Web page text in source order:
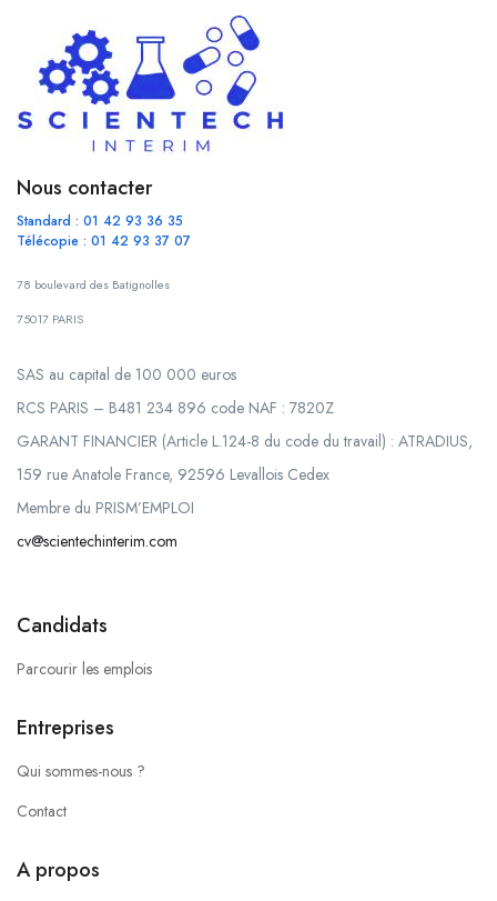
Nous contacter
Standard : 01 42 93 36 35
Télécopie : 01 42 93 37 07
78 boulevard des Batignolles
75017 PARIS
SAS au capital de 100 000 euros
RCS PARIS – B481 234 896 code NAF : 7820Z
GARANT FINANCIER (Article L.124-8 du code du travail) : ATRADIUS,
159 rue Anatole France, 92596 Levallois Cedex
Membre du PRISM’EMPLOI
cv@scientechinterim.com
Candidats
Parcourir les emplois
Entreprises
Qui sommes-nous ?
Contact
A propos